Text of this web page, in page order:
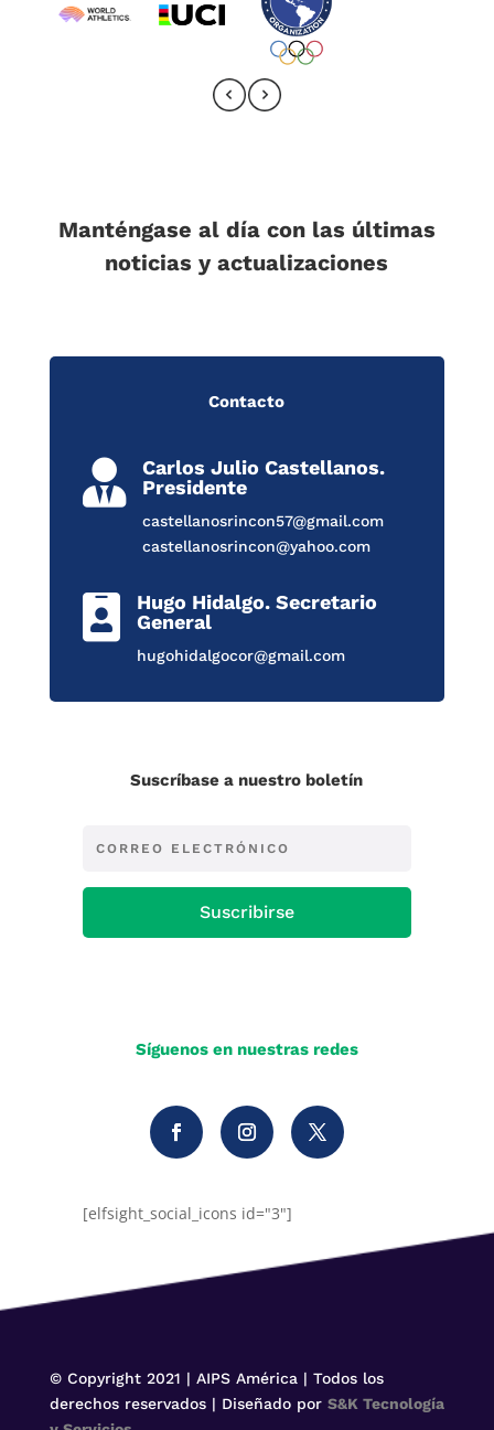
Manténgase al día con las últimas
noticias y actualizaciones
Contacto

Carlos Julio Castellanos.
Presidente
castellanosrincon57@gmail.com
castellanosrincon@yahoo.com

Hugo Hidalgo. Secretario
General
hugohidalgocor@gmail.com
Suscríbase a nuestro boletín
Suscribirse
Síguenos en nuestras redes
[elfsight_social_icons id="3"]
© Copyright 2021 | AIPS América | Todos los
derechos reservados | Diseñado por S&K Tecnología